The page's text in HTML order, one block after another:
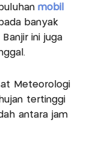
mobil
banyak
ini juga
Meteorologi
tertinggi
antara jam